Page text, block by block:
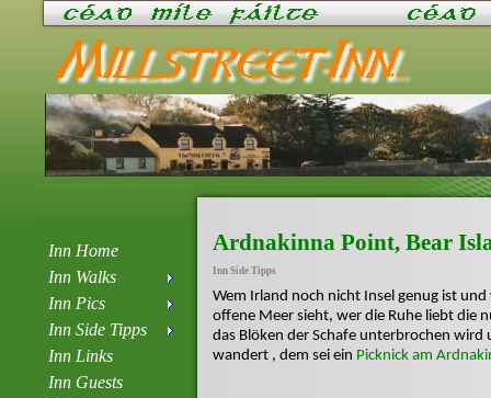
Inn Home
Inn Walks
Inn Pics
Inn Side Tipps
Inn Links
Inn Guests
Ardnakinna Point, Bear
Inn Side Tipps
Wem Irland noch nicht Insel genug ist
offene Meer sieht, wer die Ruhe liebt die
das Blöken der Schafe unterbrochen wird
wandert , dem sei ein Picknick am